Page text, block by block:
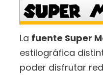
La fuente Super
estilográfica
poder disfrutar